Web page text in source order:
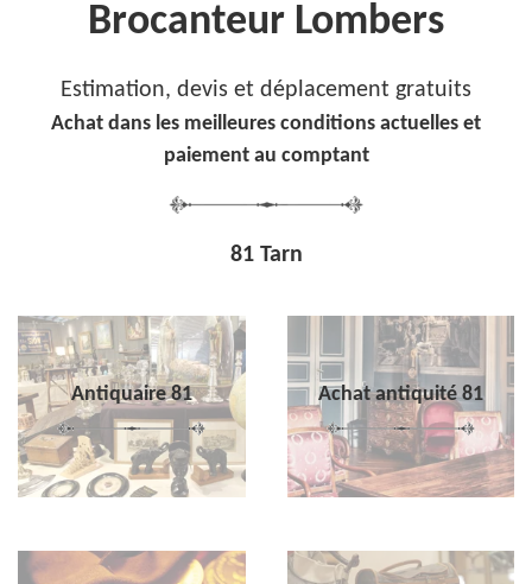
Brocanteur Lombers
Estimation, devis et déplacement gratuits
Achat dans les meilleures conditions actuelles et
paiement au comptant
81 Tarn
Antiquaire 81 Achat antiquité 81